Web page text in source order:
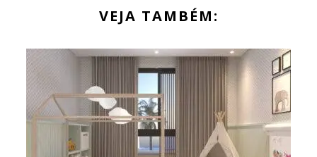
VEJA TAMBÉM: